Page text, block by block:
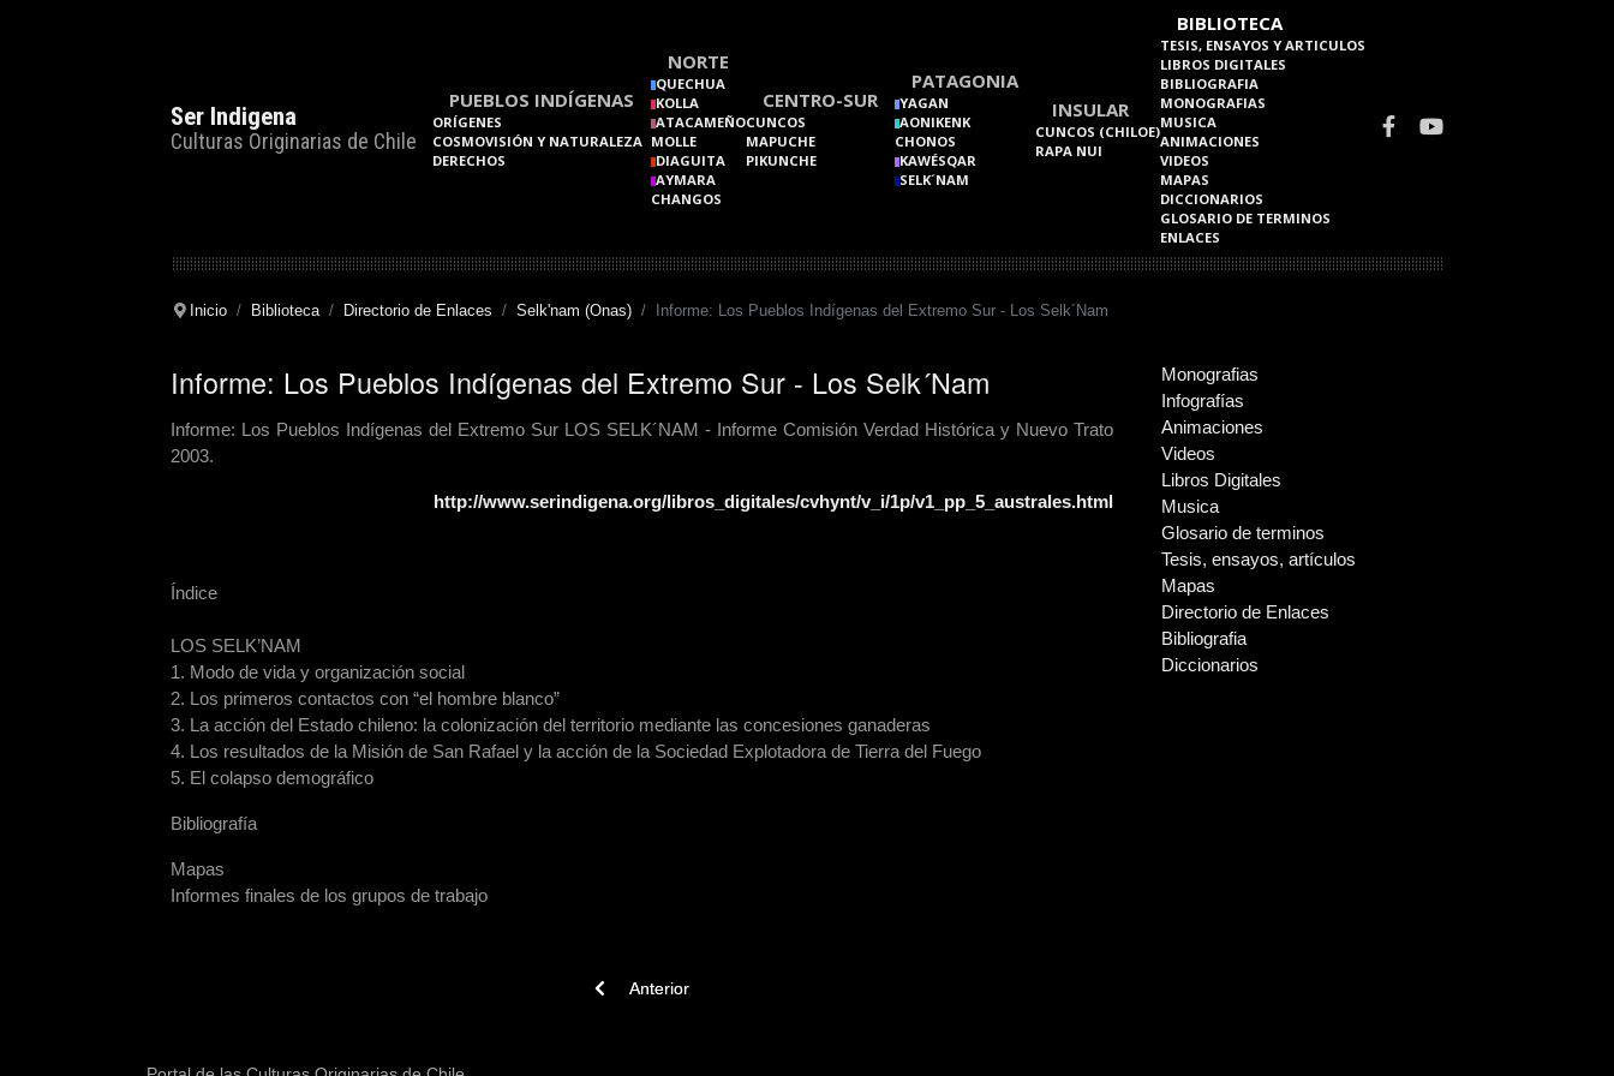
Ser Indigena
Culturas Originarias de Chile
PUEBLOS INDÍGENAS
ORÍGENES
COSMOVISIÓN Y NATURALEZA
DERECHOS
NORTE
QUECHUA
KOLLA
ATACAMEÑO
MOLLE
DIAGUITA
AYMARA
CHANGOS
CENTRO-SUR
CUNCOS
MAPUCHE
PIKUNCHE
PATAGONIA
YAGAN
AONIKENK
CHONOS
KAWÉSQAR
SELK´NAM
INSULAR
CUNCOS (CHILOE)
RAPA NUI
BIBLIOTECA
TESIS, ENSAYOS Y ARTICULOS
LIBROS DIGITALES
BIBLIOGRAFIA
MONOGRAFIAS
MUSICA
ANIMACIONES
VIDEOS
MAPAS
DICCIONARIOS
GLOSARIO DE TERMINOS
ENLACES
Inicio Biblioteca Directorio de Enlaces Selk'nam (Onas) Informe: Los Pueblos Indígenas del Extremo Sur - Los Selk´Nam
Informe: Los Pueblos Indígenas del Extremo Sur - Los Selk´Nam
Informe: Los Pueblos Indígenas del Extremo Sur LOS SELK´NAM - Informe Comisión Verdad Histórica y Nuevo Trato
2003.
http://www.serindigena.org/libros_digitales/cvhynt/v_i/1p/v1_pp_5_australes.html
Índice
LOS SELK’NAM
1. Modo de vida y organización social
2. Los primeros contactos con “el hombre blanco”
3. La acción del Estado chileno: la colonización del territorio mediante las concesiones ganaderas
4. Los resultados de la Misión de San Rafael y la acción de la Sociedad Explotadora de Tierra del Fuego
5. El colapso demográfico
Bibliografía
Mapas
Informes finales de los grupos de trabajo
Previous article: Libro: Culturas tradicionales - Patagonia: fin de un mundo: los selknam de Tierra del Fuego
Anterior
Monografias
Infografías
Animaciones
Videos
Libros Digitales
Musica
Glosario de terminos
Tesis, ensayos, artículos
Mapas
Directorio de Enlaces
Bibliografia
Diccionarios